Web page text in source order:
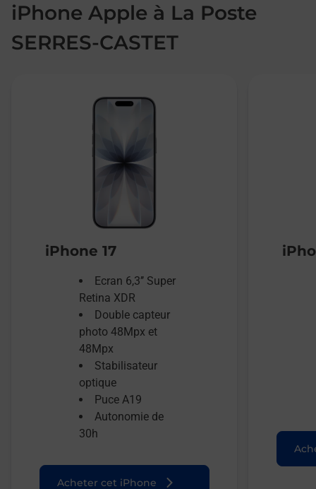
iPhone Apple à La Poste
SERRES-CASTET
iPhone 17
Ecran 6,3’’ Super
Retina XDR
Double capteur
photo 48Mpx et
48Mpx
Stabilisateur
optique
Puce A19
Autonomie de
30h
Acheter cet iPhone